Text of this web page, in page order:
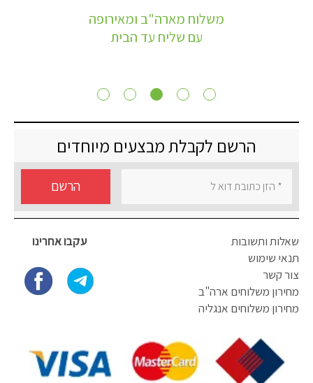
משלוח מארה"ב ומאירופה
עם שליח עד הבית
הרשם לקבלת מבצעים מיוחדים
הרשם
עקבו אחרינו
שאלות ותשובות
תנאי שימוש
צור קשר
מחירון משלוחים ארה"ב
מחירון משלוחים אנגליה